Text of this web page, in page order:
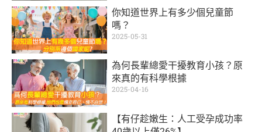
你知道世界上有多少個兒童節
嗎？
2025-05-31
為何長輩總愛干擾教育小孩？原
來真的有科學根據
2025-04-16
【有仔趁嫩生：人工受孕成功率